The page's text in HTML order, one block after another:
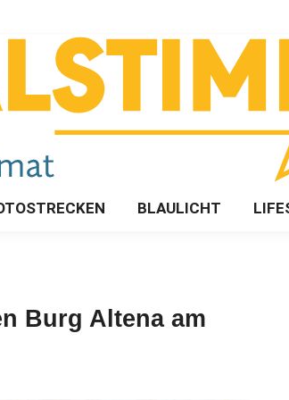
BLAULICHT
Burg Altena am